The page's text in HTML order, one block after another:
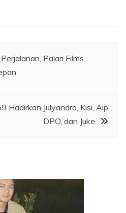
Palari Films
Hadirkan Julyandra, Kisi, Aip
DPO, dan Juke